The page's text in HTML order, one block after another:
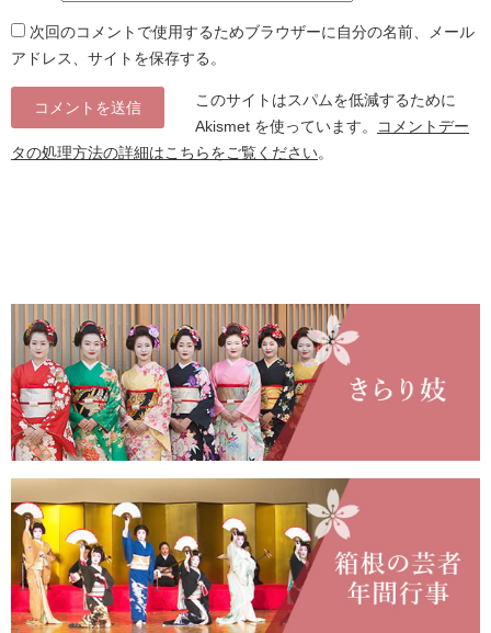
次回のコメントで使用するためブラウザーに自分の名前、メール
アドレス、サイトを保存する。
このサイトはスパムを低減するために
Akismet を使っています。
コメントデー
タの処理方法の詳細はこちらをご覧ください。